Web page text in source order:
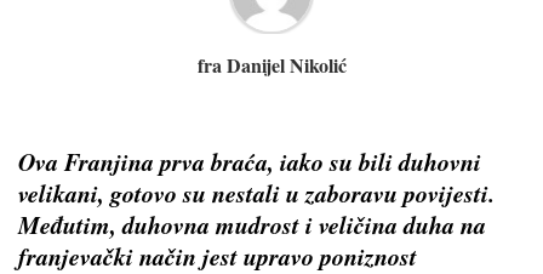
fra Danijel Nikolić
Ova Franjina prva braća, iako su bili duhovni
velikani, gotovo su nestali u zaboravu povijesti.
Međutim, duhovna mudrost i veličina duha na
franjevački način jest upravo poniznost